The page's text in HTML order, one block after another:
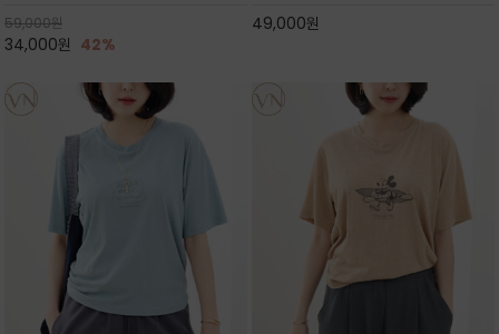
완성
59,000원
34,000원 42%
룩, 모임룩, 데일리룩까지 다양하게
49,000원